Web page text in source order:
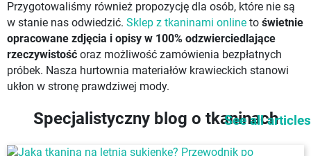
Przygotowaliśmy również propozycję dla osób, które nie są
w stanie nas odwiedzić. Sklep z tkaninami online to świetnie
opracowane zdjęcia i opisy w 100% odzwierciedlające
rzeczywistość oraz możliwość zamówienia bezpłatnych
próbek. Nasza hurtownia materiałów krawieckich stanowi
ukłon w stronę prawdziwej mody.
Specjalistyczny blog o tkaninach
See all articles